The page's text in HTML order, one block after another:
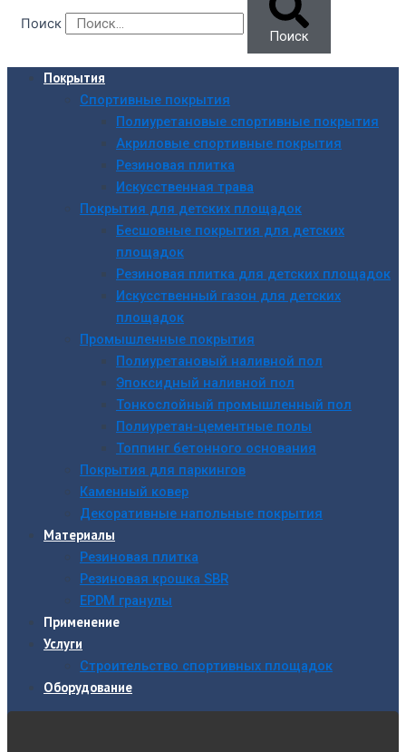
Поиск
Поиск
Покрытия
Спортивные покрытия
Полиуретановые спортивные покрытия
Акриловые спортивные покрытия
Резиновая плитка
Искусственная трава
Покрытия для детских площадок
Бесшовные покрытия для детских
площадок
Резиновая плитка для детских площадок
Искусственный газон для детских
площадок
Промышленные покрытия
Полиуретановый наливной пол
Эпоксидный наливной пол
Тонкослойный промышленный пол
Полиуретан-цементные полы
Топпинг бетонного основания
Покрытия для паркингов
Каменный ковер
Декоративные напольные покрытия
Материалы
Резиновая плитка
Резиновая крошка SBR
EPDM гранулы
Применение
Услуги
Строительство спортивных площадок
Оборудование